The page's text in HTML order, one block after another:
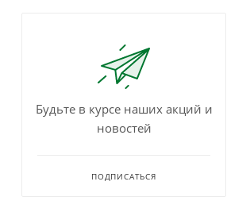
Будьте в курсе наших акций и
новостей
ПОДПИСАТЬСЯ